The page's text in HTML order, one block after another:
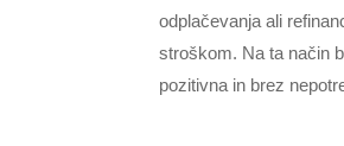
odplačevanja ali
stroškom. Na ta način
pozitivna in brez